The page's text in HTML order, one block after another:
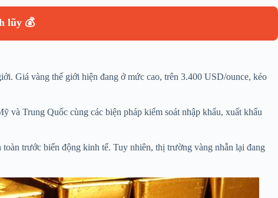
lũy 💰
Giá vàng thế giới hiện đang ở mức cao, trên 3.400 USD/ounce, kéo
và Trung Quốc cùng các biện pháp kiểm soát nhập khẩu, xuất khẩu
trước biến động kinh tế. Tuy nhiên, thị trường vàng nhẫn lại đang